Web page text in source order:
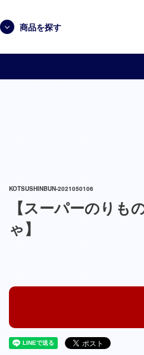
商品を探す
KOTSUSHINBUN-2021050106
【スーパーのり
ゃ】